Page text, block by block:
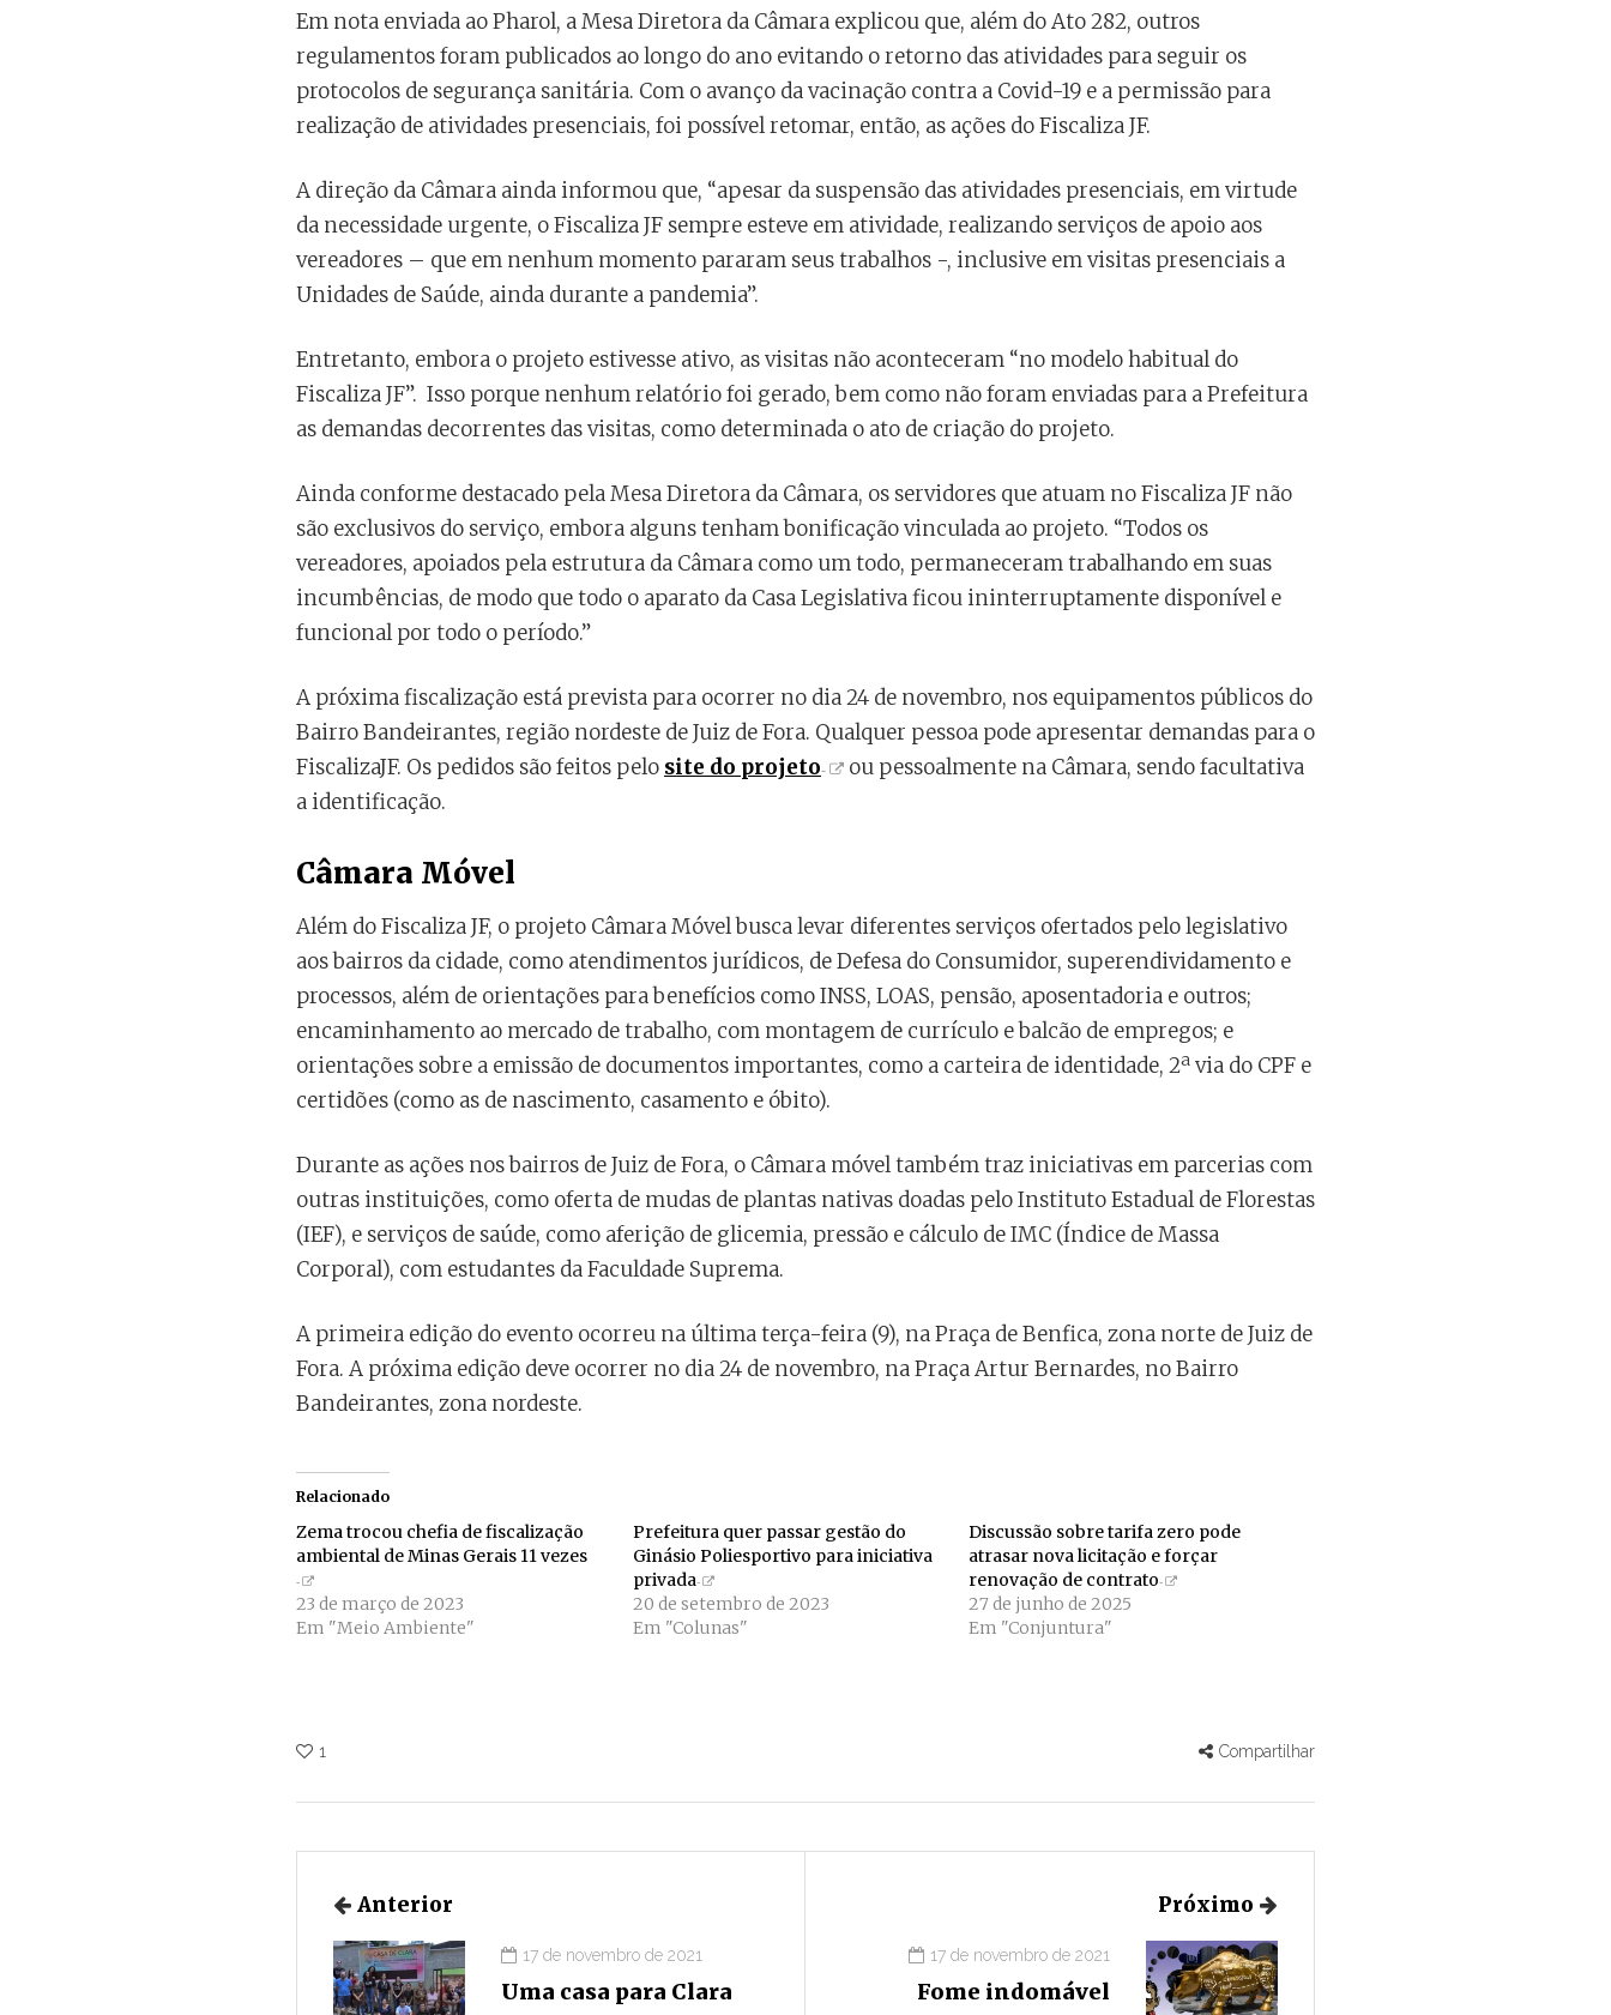
Em nota enviada ao Pharol, a Mesa Diretora da Câmara explicou que, além do Ato 282, outros
regulamentos foram publicados ao longo do ano evitando o retorno das atividades para seguir os
protocolos de segurança sanitária. Com o avanço da vacinação contra a Covid-19 e a permissão para
realização de atividades presenciais, foi possível retomar, então, as ações do Fiscaliza JF.
A direção da Câmara ainda informou que, “apesar da suspensão das atividades presenciais, em virtude
da necessidade urgente, o Fiscaliza JF sempre esteve em atividade, realizando serviços de apoio aos
vereadores – que em nenhum momento pararam seus trabalhos -, inclusive em visitas presenciais a
Unidades de Saúde, ainda durante a pandemia”.
Entretanto, embora o projeto estivesse ativo, as visitas não aconteceram “no modelo habitual do
Fiscaliza JF”. Isso porque nenhum relatório foi gerado, bem como não foram enviadas para a Prefeitura
as demandas decorrentes das visitas, como determinada o ato de criação do projeto.
Ainda conforme destacado pela Mesa Diretora da Câmara, os servidores que atuam no Fiscaliza JF não
são exclusivos do serviço, embora alguns tenham bonificação vinculada ao projeto. “Todos os
vereadores, apoiados pela estrutura da Câmara como um todo, permaneceram trabalhando em suas
incumbências, de modo que todo o aparato da Casa Legislativa ficou ininterruptamente disponível e
funcional por todo o período.”
A próxima fiscalização está prevista para ocorrer no dia 24 de novembro, nos equipamentos públicos do
Bairro Bandeirantes, região nordeste de Juiz de Fora. Qualquer pessoa pode apresentar demandas para o
FiscalizaJF. Os pedidos são feitos pelo site do projeto
ou pessoalmente na Câmara, sendo facultativa
a identificação.
Câmara Móvel
Além do Fiscaliza JF, o projeto Câmara Móvel busca levar diferentes serviços ofertados pelo legislativo
aos bairros da cidade, como atendimentos jurídicos, de Defesa do Consumidor, superendividamento e
processos, além de orientações para benefícios como INSS, LOAS, pensão, aposentadoria e outros;
encaminhamento ao mercado de trabalho, com montagem de currículo e balcão de empregos; e
orientações sobre a emissão de documentos importantes, como a carteira de identidade, 2ª via do CPF e
certidões (como as de nascimento, casamento e óbito).
Durante as ações nos bairros de Juiz de Fora, o Câmara móvel também traz iniciativas em parcerias com
outras instituições, como oferta de mudas de plantas nativas doadas pelo Instituto Estadual de Florestas
(IEF), e serviços de saúde, como aferição de glicemia, pressão e cálculo de IMC (Índice de Massa
Corporal), com estudantes da Faculdade Suprema.
A primeira edição do evento ocorreu na última terça-feira (9), na Praça de Benfica, zona norte de Juiz de
Fora. A próxima edição deve ocorrer no dia 24 de novembro, na Praça Artur Bernardes, no Bairro
Bandeirantes, zona nordeste.
Relacionado
Zema trocou chefia de fiscalização
ambiental de Minas Gerais 11 vezes
23 de março de 2023
Em "Meio Ambiente"
Prefeitura quer passar gestão do
Ginásio Poliesportivo para iniciativa
privada
20 de setembro de 2023
Em "Colunas"
Discussão sobre tarifa zero pode
atrasar nova licitação e forçar
renovação de contrato
27 de junho de 2025
Em "Conjuntura"
1 Compartilhar
Anterior
17 de novembro de 2021
Uma casa para Clara
Próximo
17 de novembro de 2021
Fome indomável